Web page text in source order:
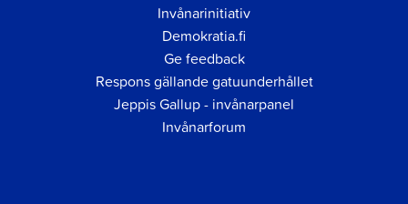
Invånarinitiativ
Demokratia.fi
Ge feedback
Respons gällande gatuunderhållet
Jeppis Gallup - invånarpanel
Invånarforum